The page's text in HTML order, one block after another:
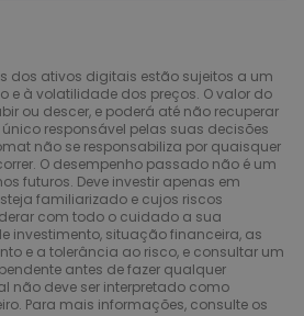
dos ativos digitais estão sujeitos a um
e à volatilidade dos preços. O valor do
ou descer, e poderá até não recuperar
responsável pelas suas decisões
não se responsabiliza por quaisquer
O desempenho passado não é um
futuros. Deve investir apenas em
familiarizado e cujos riscos
com todo o cuidado a sua
investimento, situação financeira, as
e a tolerância ao risco, e consultar um
antes de fazer qualquer
não deve ser interpretado como
Para mais informações, consulte os